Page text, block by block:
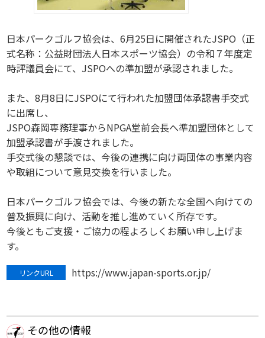
その他の情報
日本パークゴルフ協会は、6月25日に開催されたJSPO（正
式名称：公益財団法人日本スポーツ協会）の令和７年度定
時評議員会にて、JSPOへの準加盟が承認されました。
また、8月8日にJSPOにて行われた加盟団体承認書手交式
に出席し、
JSPO森岡専務理事からNPGA堂前会長へ準加盟団体として
加盟承認書が手渡されました。
手交式後の懇談では、今後の連携に向け両団体の事業内容
や取組について意見交換を行いました。
日本パークゴルフ協会では、今後の新たな全国へ向けての
普及振興に向け、活動を推し進めていく所存です。
今後ともご支援・ご協力の程よろしくお願い申し上げま
す。
リンクURL https://www.japan-sports.or.jp/